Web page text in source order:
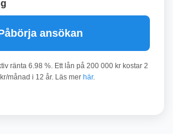
ansökan
ränta 6.98 %. Ett lån på 200 000 kr kostar 2
månad i 12 år. Läs mer här.